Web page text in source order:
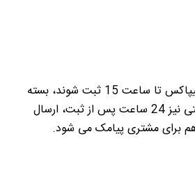
در صورتی که سفارشات تیپاکس تا ساعت 15 ثبت شوند، بسته
همان روز و سفارشات پستی نیز 24 ساعت پس از ثبت، ارسال
برای مشتری پیامک می شود.